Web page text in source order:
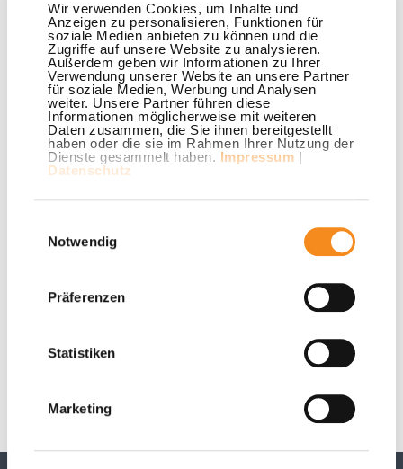
Wir verwenden Cookies, um Inhalte und
Anzeigen zu personalisieren, Funktionen für
soziale Medien anbieten zu können und die
Zugriffe auf unsere Website zu analysieren.
Außerdem geben wir Informationen zu Ihrer
Verwendung unserer Website an unsere Partner
für soziale Medien, Werbung und Analysen
weiter. Unsere Partner führen diese
Informationen möglicherweise mit weiteren
Daten zusammen, die Sie ihnen bereitgestellt
haben oder die sie im Rahmen Ihrer Nutzung der
Dienste gesammelt haben. Impressum |
Datenschutz
Notwendig
Präferenzen
Statistiken
Marketing
Agile, lebendige Stadtwerke – auch in
turbulenten Zeiten
Stadtwerke Lemgo weisen beim Jahresergebnis 2019
ein Plus von rund 182.000 Euro aus
Vorherige 1 … 51